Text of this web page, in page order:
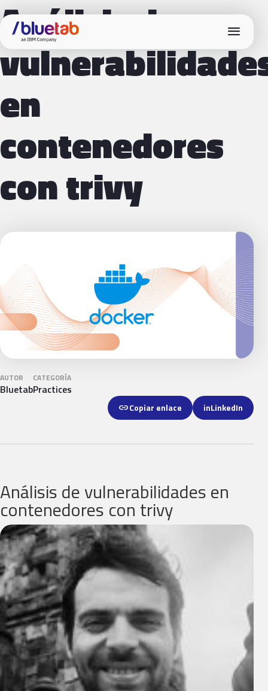
menu
Análisis de
en
contenedores
con trivy
AUTOR
Bluetab
CATEGORÍA
Practices
linkCopiar enlace inLinkedIn
Análisis de vulnerabilidades en
contenedores con trivy